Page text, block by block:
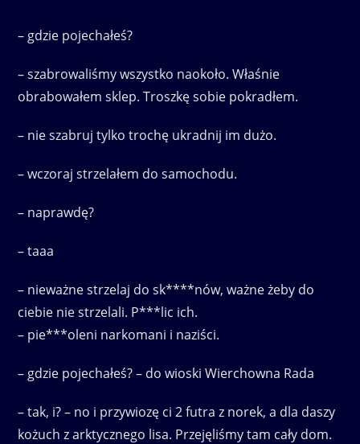
– gdzie pojechałeś?
– szabrowaliśmy wszystko naokoło. Właśnie
obrabowałem sklep. Troszkę sobie pokradłem.
– nie szabruj tylko trochę ukradnij im dużo.
– wczoraj strzelałem do samochodu.
– naprawdę?
– taaa
– nieważne strzelaj do sk****nów, ważne żeby do
ciebie nie strzelali. P***lic ich.
– pie***oleni narkomani i naziści.
– gdzie pojechałeś? – do wioski Wierchowna Rada
– tak, i? – no i przywiozę ci 2 futra z norek, a dla daszy
kożuch z arktycznego lisa. Przejęliśmy tam cały dom.